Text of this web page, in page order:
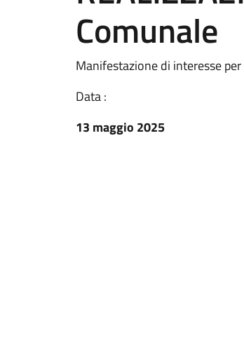
Comunale
Manifestazione di interesse
Data :
13 maggio 2025